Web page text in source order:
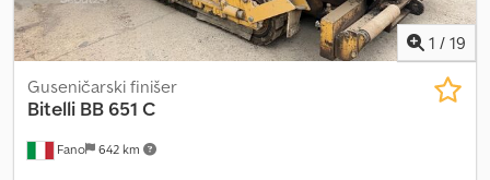
1 / 19
Fano 642 km
Guseničarski finišer
Bitelli BB 651 C